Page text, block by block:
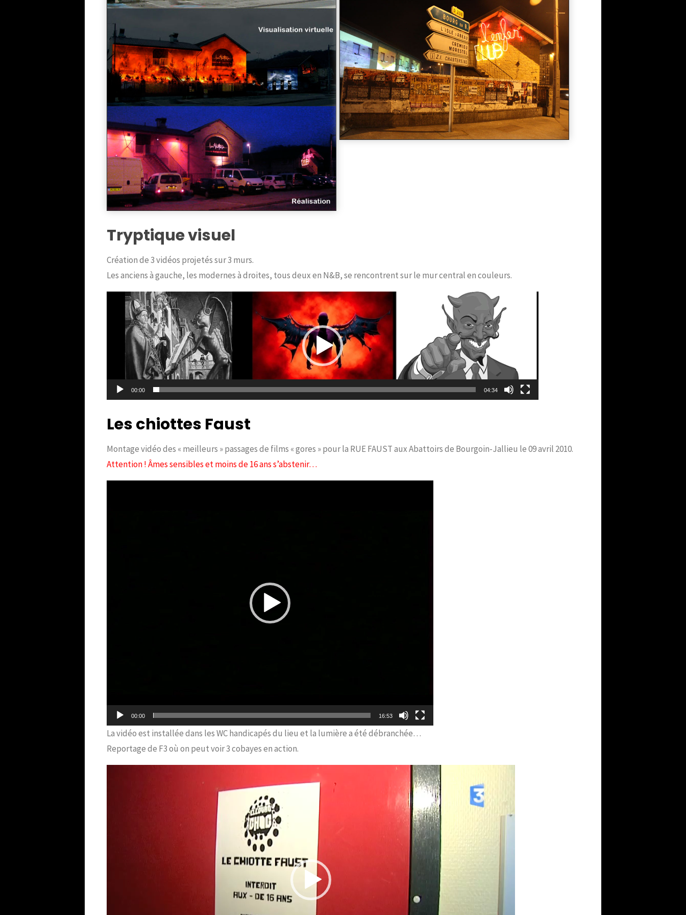
Tryptique visuel
Création de 3 vidéos projetés sur 3 murs.
Les anciens à gauche, les modernes à droites, tous deux en N&B, se rencontrent sur le mur central en couleurs.
Lecteur
00:00 04:34
Les chiottes Faust
Montage vidéo des « meilleurs » passages de films « gores » pour la RUE FAUST aux Abattoirs de Bourgoin-Jallieu le 09 avril 2010.
Attention ! Âmes sensibles et moins de 16 ans s’abstenir…
00:00 16:53
La vidéo est installée dans les WC handicapés du lieu et la lumière a été débranchée…
Reportage de F3 où on peut voir 3 cobayes en action.